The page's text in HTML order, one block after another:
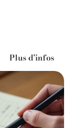
Plus d’infos